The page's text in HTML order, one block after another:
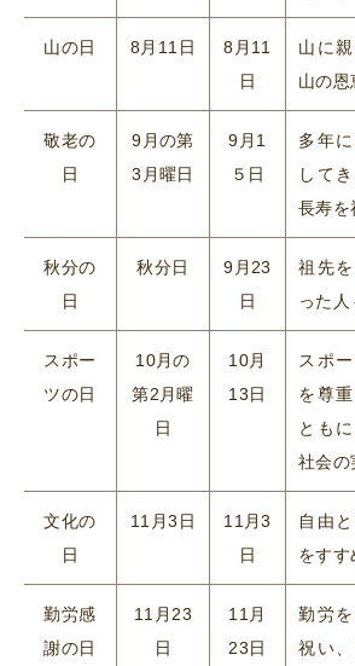
山の日 8月11日
8月11
日
山に
山の恩
敬老の
日
9月の第
3月曜日
9月1
５日
多年
して
長寿を
秋分の
日
秋分日
9月23
日
祖先
った人
スポー
ツの日
10月の
第2月曜
日
10月
13日
スポ
を尊
とも
社会の
文化の
日
11月3日
11月3
日
自由
をすす
勤労感
謝の日
11月23
日
11月
23日
勤労
祝い